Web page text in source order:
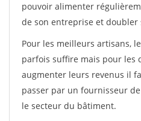
pouvoir alimenter
de son entreprise et
Pour les meilleurs artisans,
parfois suffire mais pour les
augmenter leurs revenus il
passer par un fournisseur
le secteur du bâtiment.